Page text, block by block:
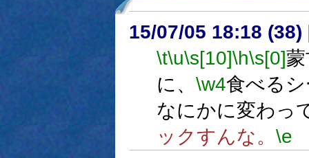
15/07/05 18:18 (38)
\t\u\s[10]\h\s[0]
に、 \w4食べる
なにかに変わっ
ックすんな。 \e